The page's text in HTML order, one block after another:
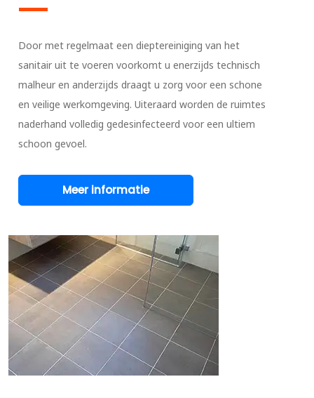
Door met regelmaat een dieptereiniging van het
sanitair uit te voeren voorkomt u enerzijds technisch
malheur en anderzijds draagt u zorg voor een schone
en veilige werkomgeving. Uiteraard worden de ruimtes
naderhand volledig gedesinfecteerd voor een ultiem
schoon gevoel.
Meer informatie